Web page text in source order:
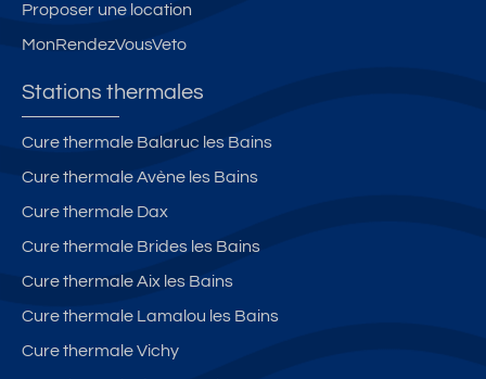
Proposer une location
MonRendezVousVeto
Stations thermales
Cure thermale Balaruc les Bains
Cure thermale Avène les Bains
Cure thermale Dax
Cure thermale Brides les Bains
Cure thermale Aix les Bains
Cure thermale Lamalou les Bains
Cure thermale Vichy